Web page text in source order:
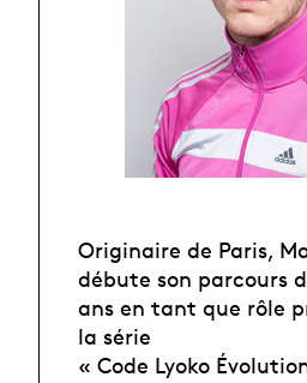
Originaire de Paris,
débute son parcours
ans en tant que rôle
la série
« Code Lyoko